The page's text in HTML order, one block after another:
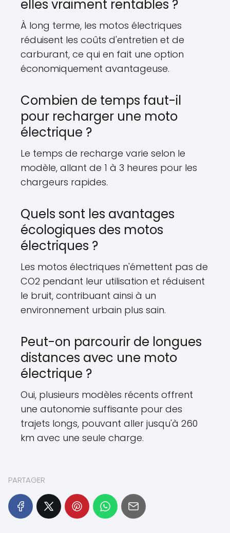
elles vraiment rentables ?
À long terme, les motos électriques
réduisent les coûts d'entretien et de
carburant, ce qui en fait une option
économiquement avantageuse.
Combien de temps faut-il
pour recharger une moto
électrique ?
Le temps de recharge varie selon le
modèle, allant de 1 à 3 heures pour les
chargeurs rapides.
Quels sont les avantages
écologiques des motos
électriques ?
Les motos électriques n'émettent pas de
CO2 pendant leur utilisation et réduisent
le bruit, contribuant ainsi à un
environnement urbain plus sain.
Peut-on parcourir de longues
distances avec une moto
électrique ?
Oui, plusieurs modèles récents offrent
une autonomie suffisante pour des
trajets longs, pouvant aller jusqu'à 260
km avec une seule charge.
PARTAGER